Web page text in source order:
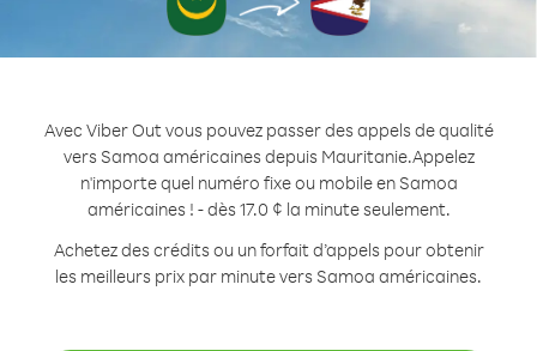
Avec Viber Out vous pouvez passer des appels de qualité
vers Samoa américaines depuis Mauritanie.Appelez
n'importe quel numéro fixe ou mobile en Samoa
américaines ! - dès 17.0 ¢ la minute seulement.
Achetez des crédits ou un forfait d’appels pour obtenir
les meilleurs prix par minute vers Samoa américaines.